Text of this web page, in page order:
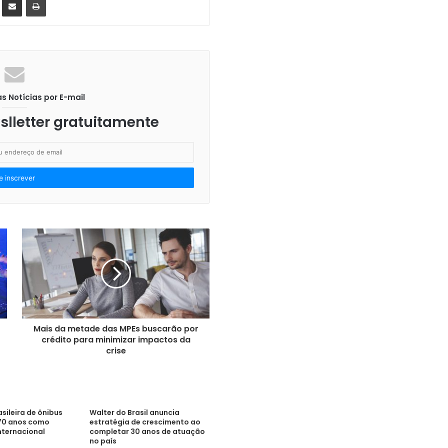
Notícias por E-mail
gratuitamente
Mais da metade das MPEs buscarão por
crédito para minimizar impactos da
crise
de ônibus
anos como
Walter do Brasil anuncia
estratégia de crescimento ao
completar 30 anos de atuação
no país